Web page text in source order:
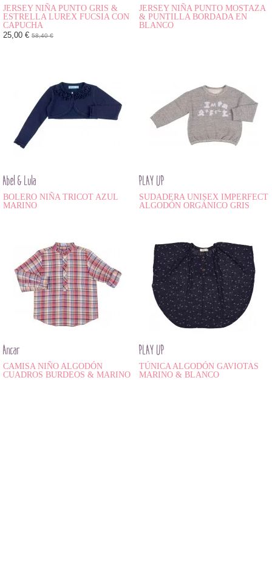
JERSEY NIÑA PUNTO GRIS &
ESTRELLA LUREX FUCSIA CON
CAPUCHA
25,00 € 58,40 €
JERSEY NIÑA PUNTO MOSTAZA
& PUNTILLA BORDADA EN
BLANCO
Abel & Lula
BOLERO NIÑA TRICOT AZUL
MARINO
PLAY UP
SUDADERA UNISEX IMPERFECT
ALGODÓN ORGÁNICO GRIS
Ancar
CAMISA NIÑO ALGODÓN
CUADROS BURDEOS & MARINO
PLAY UP
TÚNICA ALGODÓN GAVIOTAS
MARINO & BLANCO